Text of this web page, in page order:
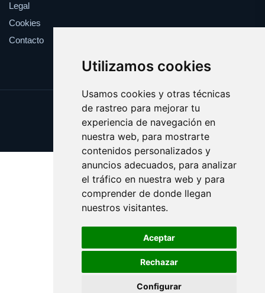
Utilizamos cookies
Usamos cookies y otras técnicas
de rastreo para mejorar tu
experiencia de navegación en
nuestra web, para mostrarte
contenidos personalizados y
anuncios adecuados, para analizar
el tráfico en nuestra web y para
comprender de donde llegan
nuestros visitantes.
Aceptar
Rechazar
Configurar
Legal
Cookies
Contacto
Update cookies preferences
Copyright © 2025 farmaco.es